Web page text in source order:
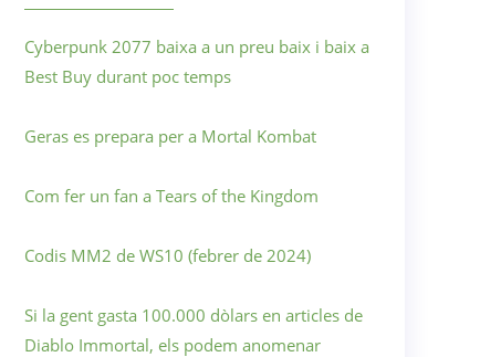
Cyberpunk 2077 baixa a un preu baix i baix a
Best Buy durant poc temps
Geras es prepara per a Mortal Kombat
Com fer un fan a Tears of the Kingdom
Codis MM2 de WS10 (febrer de 2024)
Si la gent gasta 100.000 dòlars en articles de
Diablo Immortal, els podem anomenar